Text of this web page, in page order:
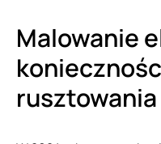
Malowanie
rusztowania